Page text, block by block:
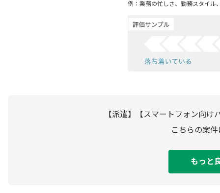
例：業務の忙しさ、勤務スタイル
【派遣】【スマートフォン向
こちらの案
もっと